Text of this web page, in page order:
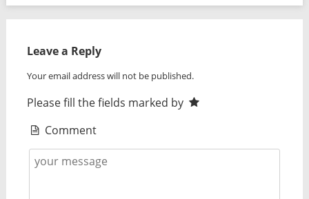
Leave a Reply
Your email address will not be published.
Please fill the fields marked by
Comment